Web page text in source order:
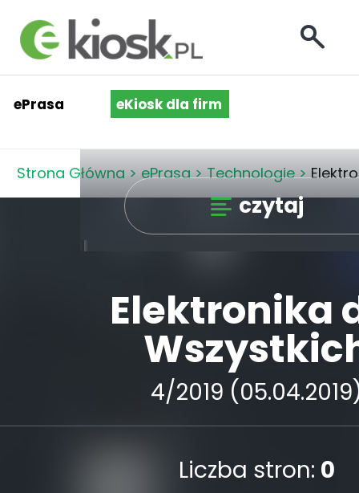
ePrasa eKiosk dla firm
Strona Główna > ePrasa > Technologie >
czytaj
Elektronika
4/2019
Liczba stron: 0